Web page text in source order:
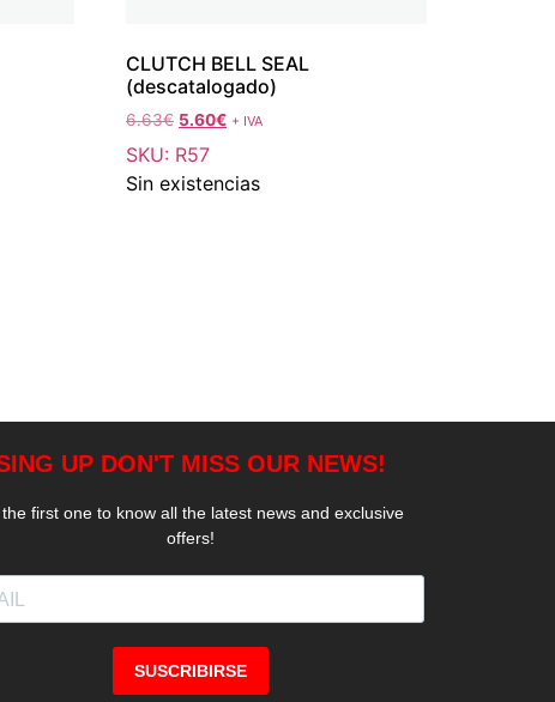
CLUTCH BELL SEAL
(descatalogado)
6.63€ 5.60€ + IVA
SKU: R57
Sin existencias